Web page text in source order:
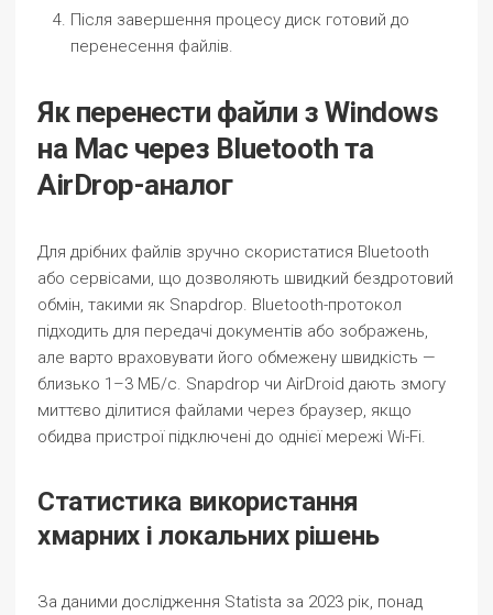
Після завершення процесу диск готовий до
перенесення файлів.
Як перенести файли з Windows
на Mac через Bluetooth та
AirDrop-аналог
Для дрібних файлів зручно скористатися Bluetooth
або сервісами, що дозволяють швидкий бездротовий
обмін, такими як Snapdrop. Bluetooth-протокол
підходить для передачі документів або зображень,
але варто враховувати його обмежену швидкість —
близько 1–3 МБ/с. Snapdrop чи AirDroid дають змогу
миттєво ділитися файлами через браузер, якщо
обидва пристрої підключені до однієї мережі Wi-Fi.
Статистика використання
хмарних і локальних рішень
За даними дослідження Statista за 2023 рік, понад